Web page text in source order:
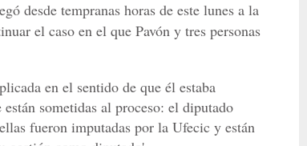
desde tempranas horas de este lunes a la
el caso en el que Pavón y tres personas
en el sentido de que él estaba
sometidas al proceso: el diputado
fueron imputadas por la Ufecic y están